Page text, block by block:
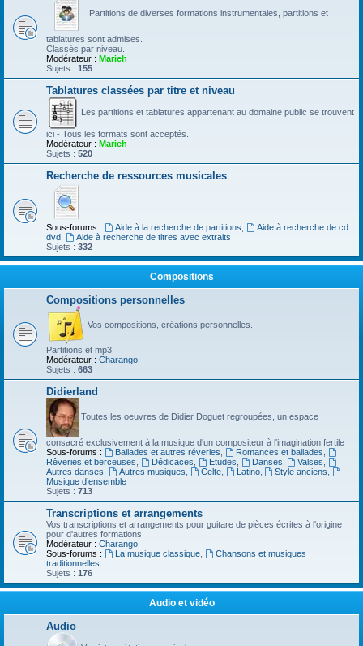
Partitions de diverses formations instrumentales, partitions et
tablatures sont admises.
Classés par niveau.
Modérateur : Marieh
Sujets : 155
Tablatures classées par titre et niveau
Les partitions et tablatures appartenant au domaine public se trouvent
ici - Tous les formats sont acceptés.
Modérateur : Marieh
Sujets : 520
Recherche de ressources musicales
Sous-forums : Aide à la recherche de partitions
Aide à recherche de cd
dvd
Aide à recherche de titres avec extraits
Sujets : 332
Compositions
Compositions personnelles
Vos compositions, créations personnelles.
Partitions et mp3
Modérateur : Charango
Sujets : 663
Didierland
Toutes les oeuvres de Didier Doguet regroupées, un espace
consacré exclusivement à la musique d'un compositeur à l'imagination fertile
Sous-forums :
Ballades et autres réveries Romances et ballades
Rêveries et berceuses
Dédicaces Etudes Danses Valses
Autres danses
Autres musiques Celte, Latino, Style anciens
Musique d’ensemble
Sujets : 713
Transcriptions et arrangements
Vos transcriptions et arrangements pour guitare de pièces écrites à l'origine
pour d'autres formations
Modérateur : Charango
Sous-forums :
La musique classique,
Chansons et musiques
traditionnelles
Sujets : 176
Audio et vidéo
Audio